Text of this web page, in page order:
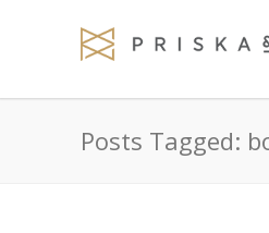
Posts Tagged: